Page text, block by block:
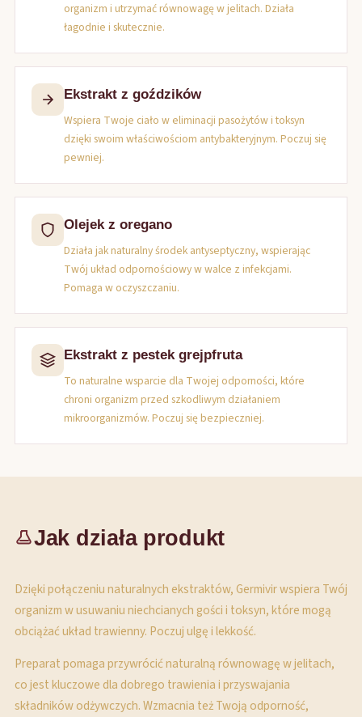
organizm i utrzymać równowagę w jelitach. Działa
łagodnie i skutecznie.
Ekstrakt z goździków
Wspiera Twoje ciało w eliminacji pasożytów i toksyn
dzięki swoim właściwościom antybakteryjnym. Poczuj się
pewniej.
Olejek z oregano
Działa jak naturalny środek antyseptyczny, wspierając
Twój układ odpornościowy w walce z infekcjami.
Pomaga w oczyszczaniu.
Ekstrakt z pestek grejpfruta
To naturalne wsparcie dla Twojej odporności, które
chroni organizm przed szkodliwym działaniem
mikroorganizmów. Poczuj się bezpieczniej.
Jak działa produkt
Dzięki połączeniu naturalnych ekstraktów, Germivir wspiera Twój
organizm w usuwaniu niechcianych gości i toksyn, które mogą
obciążać układ trawienny. Poczuj ulgę i lekkość.
Preparat pomaga przywrócić naturalną równowagę w jelitach,
co jest kluczowe dla dobrego trawienia i przyswajania
składników odżywczych. Wzmacnia też Twoją odporność,